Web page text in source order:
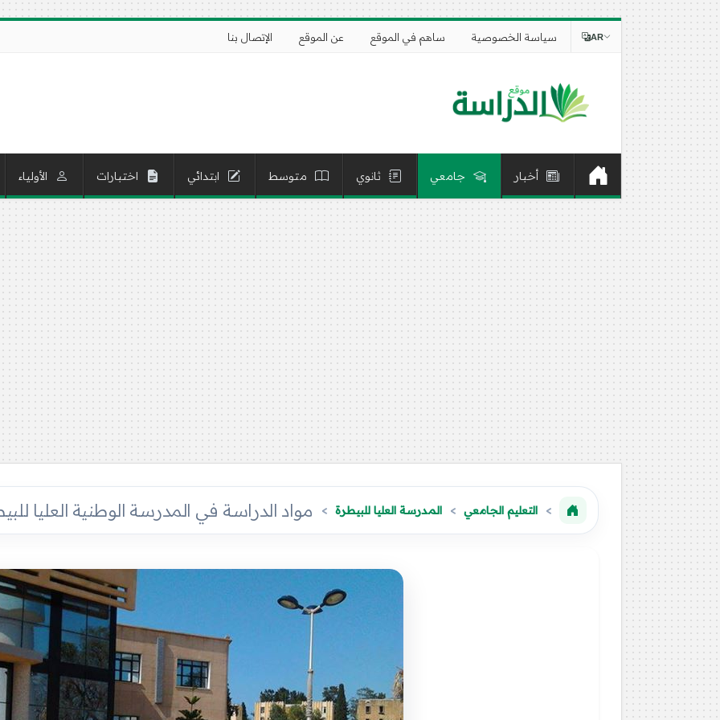
سياسة الخصوصية ساهم في الموقع عن الموقع الإتصال بنا AR
أخبار جامعي ثانوي متوسط ابتدائي اختبارات الأولياء
التعليم الجامعي المدرسة العليا للبيطرة مواد الدراسة في المدرسة الوطنية العليا